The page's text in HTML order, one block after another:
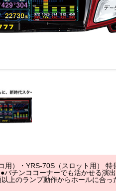
）・YRS-70S（スロット用） 特
チンココーナーでも活かせる演
上のランプ動作からホールに合っ